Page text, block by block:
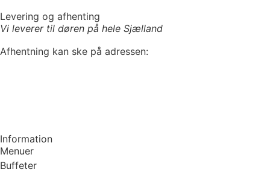
Levering og afhenting
Vi leverer til døren på hele Sjælland
Afhentning kan ske på adressen:
Information
Menuer
Buffeter